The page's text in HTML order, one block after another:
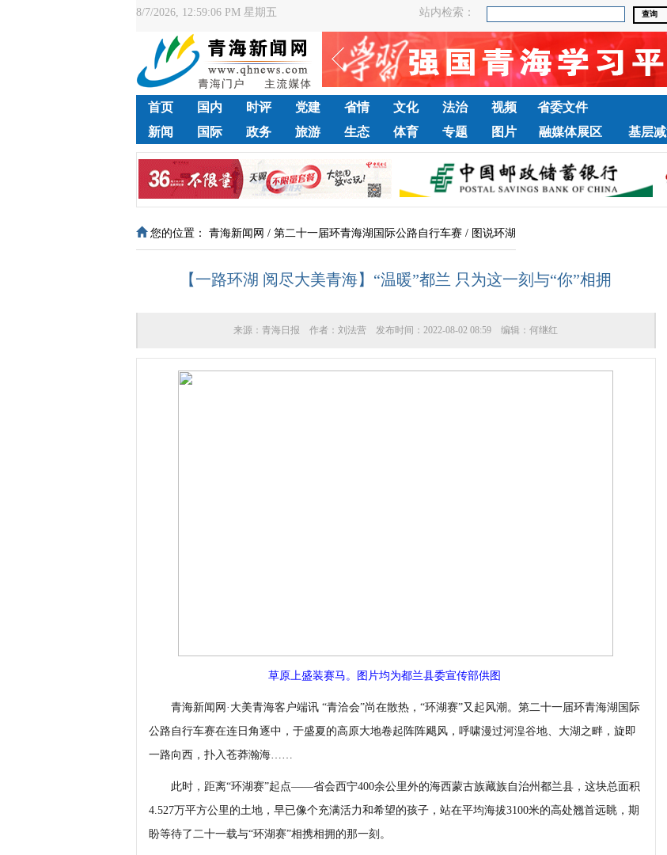
8/7/2026, 12:59:07 PM 星期五 站内检索：
首页 国内 时评 党建 省情 文化 法治 视频
省委文件
新闻
国际 政务 旅游 生态 体育 专题 图片 融媒体展区 基层
您的位置： 青海新闻网 / 第二十一届环青海湖国际公路自行车赛 / 图说环湖
【一路环湖 阅尽大美青海】“温暖”都兰 只为这一刻与“你”相拥
来源：青海日报 作者：刘法营 发布时间：2022-08-02 08:59 编辑：何继红
草原上盛装赛马。图片均为都兰县委宣传部供图
青海新闻网·大美青海客户端讯 “青洽会”尚在散热，“环湖赛”又起风潮。第二十一届环青海湖国际
公路自行车赛在连日角逐中，于盛夏的高原大地卷起阵阵飓风，呼啸漫过河湟谷地、大湖之畔，旋即
一路向西，扑入苍莽瀚海……
此时，距离“环湖赛”起点——省会西宁400余公里外的海西蒙古族藏族自治州都兰县，这块总面积
4.527万平方公里的土地，早已像个充满活力和希望的孩子，站在平均海拔3100米的高处翘首远眺，期
盼等待了二十一载与“环湖赛”相携相拥的那一刻。